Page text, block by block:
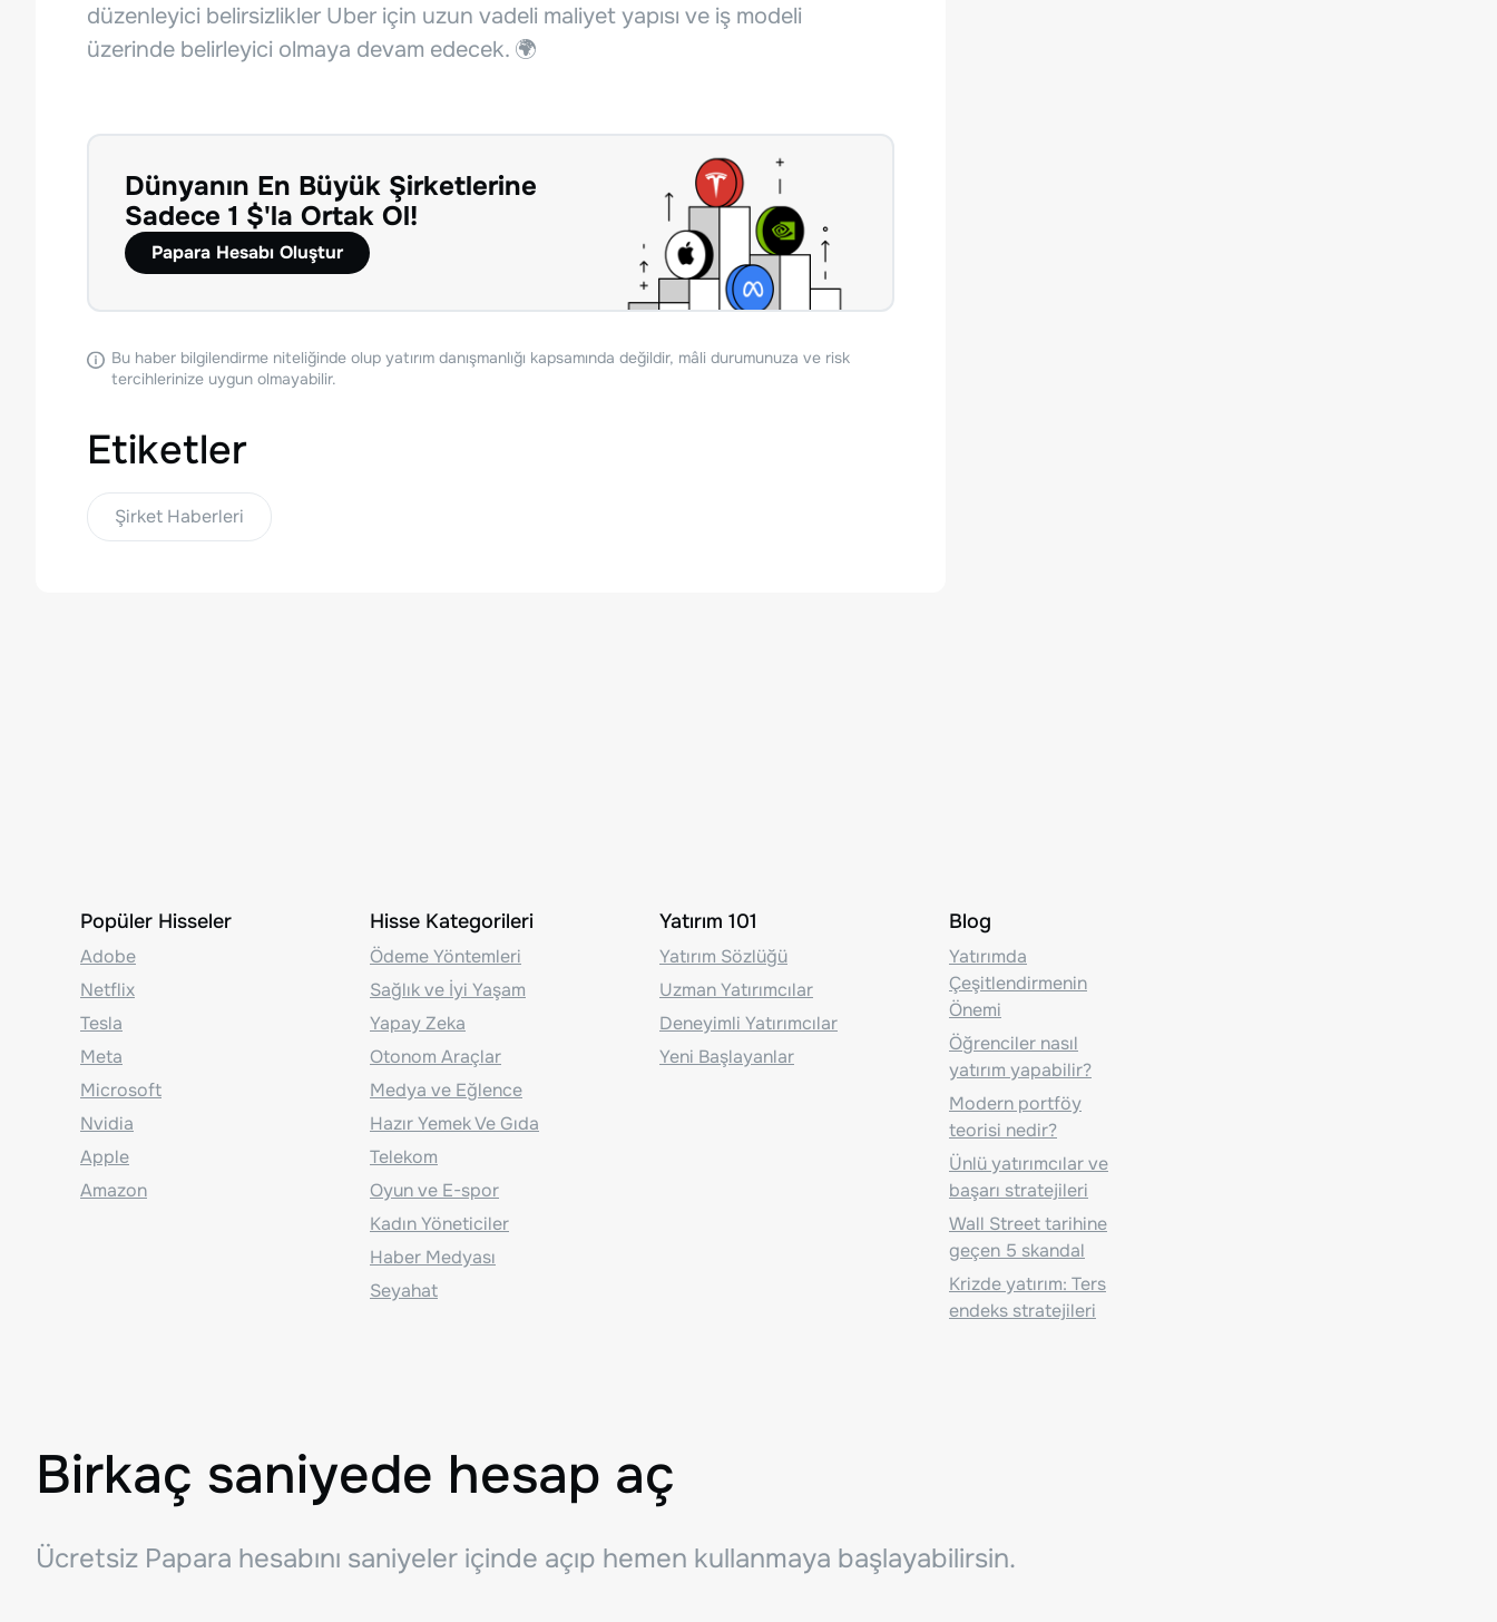
düzenleyici belirsizlikler Uber için uzun vadeli maliyet yapısı ve iş modeli
üzerinde belirleyici olmaya devam edecek. 🌍
Dünyanın En Büyük Şirketlerine
Sadece 1 $'la Ortak Ol!
Papara Hesabı Oluştur
Bu haber bilgilendirme niteliğinde olup yatırım danışmanlığı kapsamında değildir, mâli durumunuza ve risk
tercihlerinize uygun olmayabilir.
Etiketler
Şirket Haberleri
Popüler Hisseler
Adobe
Netflix
Tesla
Meta
Microsoft
Nvidia
Apple
Amazon
Hisse Kategorileri
Ödeme Yöntemleri
Sağlık ve İyi Yaşam
Yapay Zeka
Otonom Araçlar
Medya ve Eğlence
Hazır Yemek Ve Gıda
Telekom
Oyun ve E-spor
Kadın Yöneticiler
Haber Medyası
Seyahat
Yatırım 101
Yatırım Sözlüğü
Uzman Yatırımcılar
Deneyimli Yatırımcılar
Yeni Başlayanlar
Blog
Yatırımda
Çeşitlendirmenin
Önemi
Öğrenciler nasıl
yatırım yapabilir?
Modern portföy
teorisi nedir?
Ünlü yatırımcılar ve
başarı stratejileri
Wall Street tarihine
geçen 5 skandal
Krizde yatırım: Ters
endeks stratejileri
Birkaç saniyede hesap aç
Ücretsiz Papara hesabını saniyeler içinde açıp hemen kullanmaya başlayabilirsin.